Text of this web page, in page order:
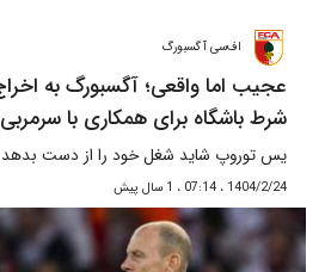
اف‌سی آگسبورگ
عجیب اما واقعی؛ آگسبورگ به
شرط باشگاه برای همکاری با سرمربی
یس توروپ شاید شغل خود را از دست
1404/2/24 ، 07:14 ، 1 سال پیش